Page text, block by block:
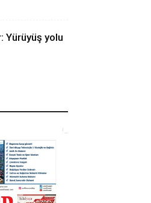
Yürüyüş yolu